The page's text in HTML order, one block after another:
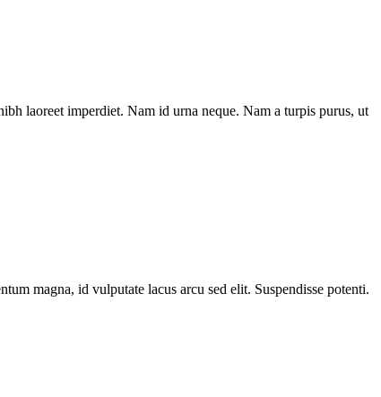
laoreet imperdiet. Nam id urna neque. Nam a turpis purus, ut
magna, id vulputate lacus arcu sed elit. Suspendisse potenti.